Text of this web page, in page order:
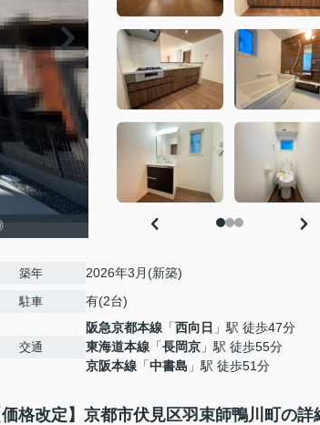
築年 2026年3月(新築)
駐車 有(2台)
交通
阪急京都本線 「西向日 」駅 徒歩47分
東海道本線 「長岡京 」駅 徒歩55分
京阪本線 「中書島 」駅 徒歩51分
価格改定】京都市伏見区羽束師鴨川町の詳